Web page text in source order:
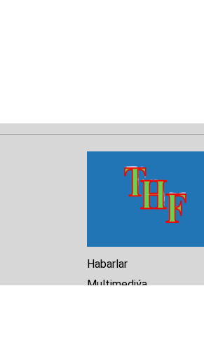
Habarlar
Multimediýa